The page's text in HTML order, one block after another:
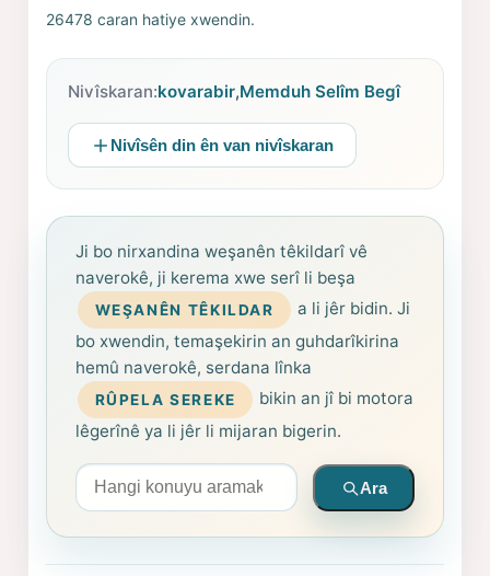
26478 caran hatiye xwendin.
Nivîskaran:kovarabir,Memduh Selîm Begî
Nivîsên din ên van nivîskaran
Ji bo nirxandina weşanên têkildarî vê
naverokê, ji kerema xwe serî li beşa
WEŞANÊN TÊKILDAR
a li jêr bidin. Ji
bo xwendin, temaşekirin an guhdarîkirina
hemû naverokê, serdana lînka
RÛPELA SEREKE
bikin an jî bi motora
lêgerînê ya li jêr li mijaran bigerin.
Arama yapın
Ara